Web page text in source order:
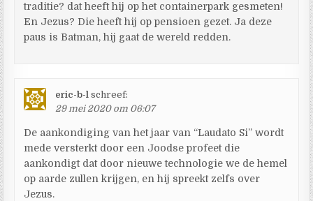
traditie? dat heeft hij op het containerpark gesmeten!
En Jezus? Die heeft hij op pensioen gezet. Ja deze
paus is Batman, hij gaat de wereld redden.
eric-b-l schreef:
29 mei 2020 om 06:07
De aankondiging van het jaar van “Laudato Si” wordt
mede versterkt door een Joodse profeet die
aankondigt dat door nieuwe technologie we de hemel
op aarde zullen krijgen, en hij spreekt zelfs over
Jezus.